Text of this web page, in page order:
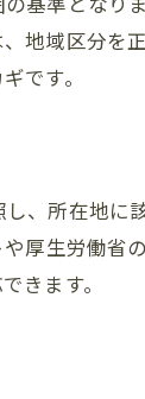
手続き解説
地域区分を
です。
、所在地に
厚生労働省
きます。